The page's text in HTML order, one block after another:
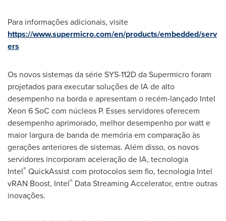
Para informações adicionais, visite
https://www.supermicro.com/en/products/embedded/serv
ers
Os novos sistemas da série SYS-112D da Supermicro foram
projetados para executar soluções de IA de alto
desempenho na borda e apresentam o recém-lançado Intel
Xeon 6 SoC com núcleos P. Esses servidores oferecem
desempenho aprimorado, melhor desempenho por watt e
maior largura de banda de memória em comparação às
gerações anteriores de sistemas. Além disso, os novos
servidores incorporam aceleração de IA, tecnologia
Intel® QuickAssist com protocolos sem fio, tecnologia Intel
vRAN Boost, Intel® Data Streaming Accelerator, entre outras
inovações.